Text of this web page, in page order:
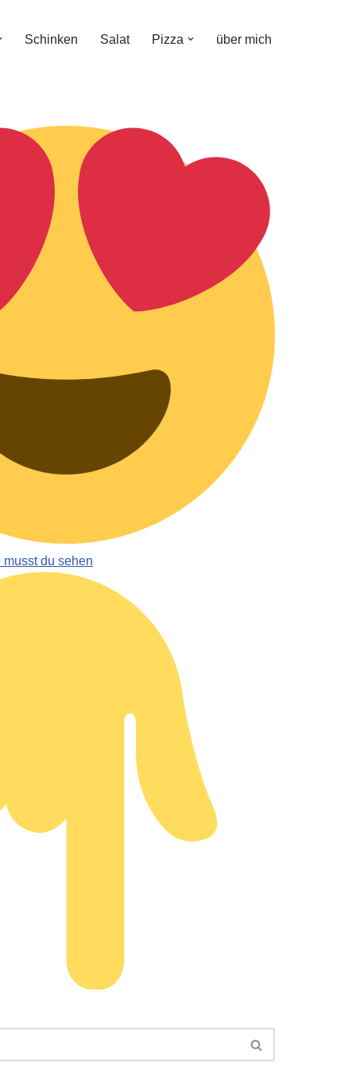
Schinken Salat Pizza über mich
du sehen